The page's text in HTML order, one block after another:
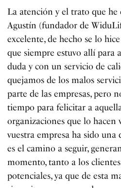
La atención y el trato que
Agustín (fundador de
excelente, de hecho se lo
que siempre estuvo allí para
duda y con un servicio de
quejamos de los malos
parte de las empresas, pero
tiempo para felicitar a
organizaciones que lo hacen
vuestra empresa ha sido una
es el camino a seguir,
momento, tanto a los
potenciales, ya que de esta